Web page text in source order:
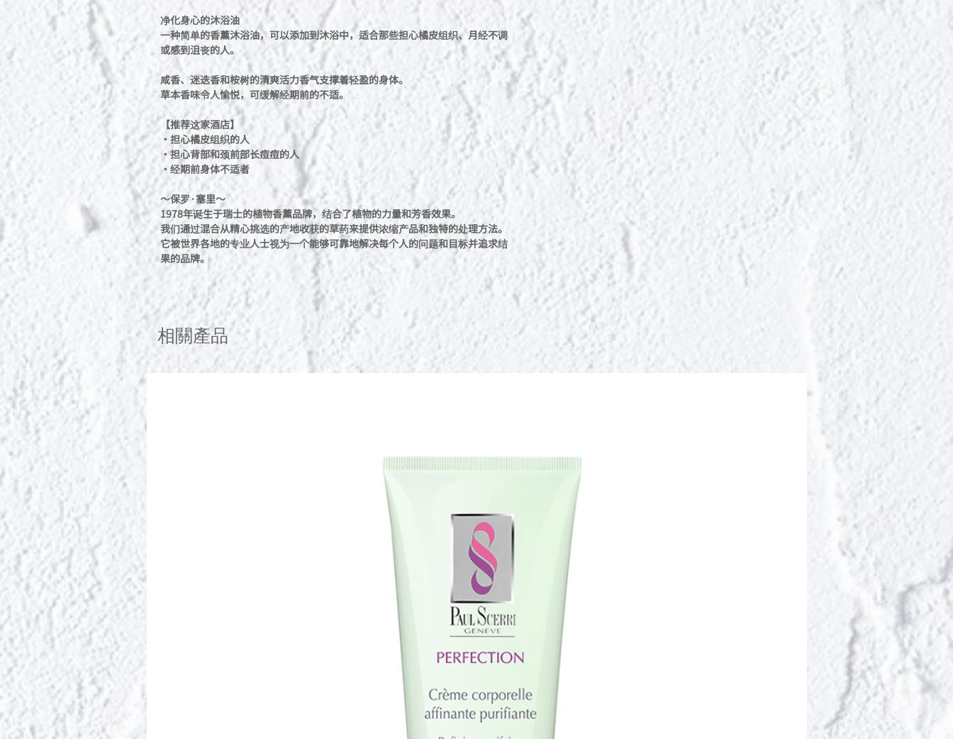
净化身心的沐浴油
一种简单的香薰沐浴油，可以添加到沐浴中，适合那些担心橘皮组织、月经不调
或感到沮丧的人。
咸香、迷迭香和桉树的清爽活力香气支撑着轻盈的身体。
草本香味令人愉悦，可缓解经期前的不适。
【推荐这家酒店】
・担心橘皮组织的人
・担心背部和颈前部长痘痘的人
・经期前身体不适者
～保罗·塞里～
1978年诞生于瑞士的植物香薰品牌，结合了植物的力量和芳香效果。
我们通过混合从精心挑选的产地收获的草药来提供浓缩产品和独特的处理方法。
它被世界各地的专业人士视为一个能够可靠地解决每个人的问题和目标并追求结
果的品牌。
相關產品